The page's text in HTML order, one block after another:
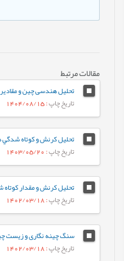
مقالات مرتبط
تاریخ چاپ: 1404/08/15
تاریخ چاپ: 1403/05/20
تاریخ چاپ: 1402/03/18
تاریخ چاپ: 1402/03/18